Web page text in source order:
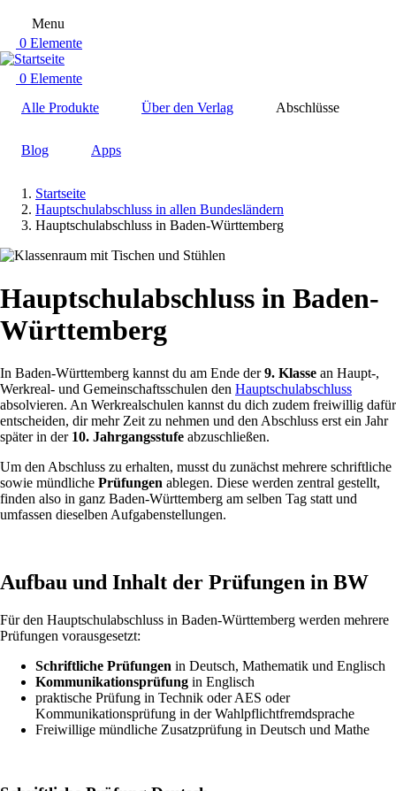
Inhalt
Menu
0 Elemente
0 Elemente
Alle Produkte
Über den Verlag Abschlüsse
Blog Apps
Pfadnavigation
Startseite
Hauptschulabschluss in allen Bundesländern
Hauptschulabschluss in Baden-Württemberg
Hauptschulabschluss in Baden-
Württemberg
In Baden-Württemberg kannst du am Ende der9. Klasse an Haupt-,
Werkreal- und Gemeinschaftsschulen den Hauptschulabschluss
absolvieren. An Werkrealschulen kannst du dich zudem freiwillig dafür
entscheiden, dir mehr Zeit zu nehmen und den Abschluss erst ein Jahr
später in der 10. Jahrgangsstufe abzuschließen.
Um den Abschluss zu erhalten, musst du zunächst mehrere schriftliche
sowie mündliche Prüfungen ablegen. Diese werden zentral gestellt,
finden also in ganz Baden-Württemberg am selben Tag statt und
umfassen dieselben Aufgabenstellungen.
Aufbau und Inhalt der Prüfungen in BW
Für den Hauptschulabschluss in Baden-Württemberg werden mehrere
Prüfungen vorausgesetzt:
Schriftliche Prüfungen in Deutsch, Mathematik und Englisch
Kommunikationsprüfung in Englisch
praktische Prüfung in Technik oder AES oder
Kommunikationsprüfung in der Wahlpflichtfremdsprache
Freiwillige mündliche Zusatzprüfung in Deutsch und Mathe